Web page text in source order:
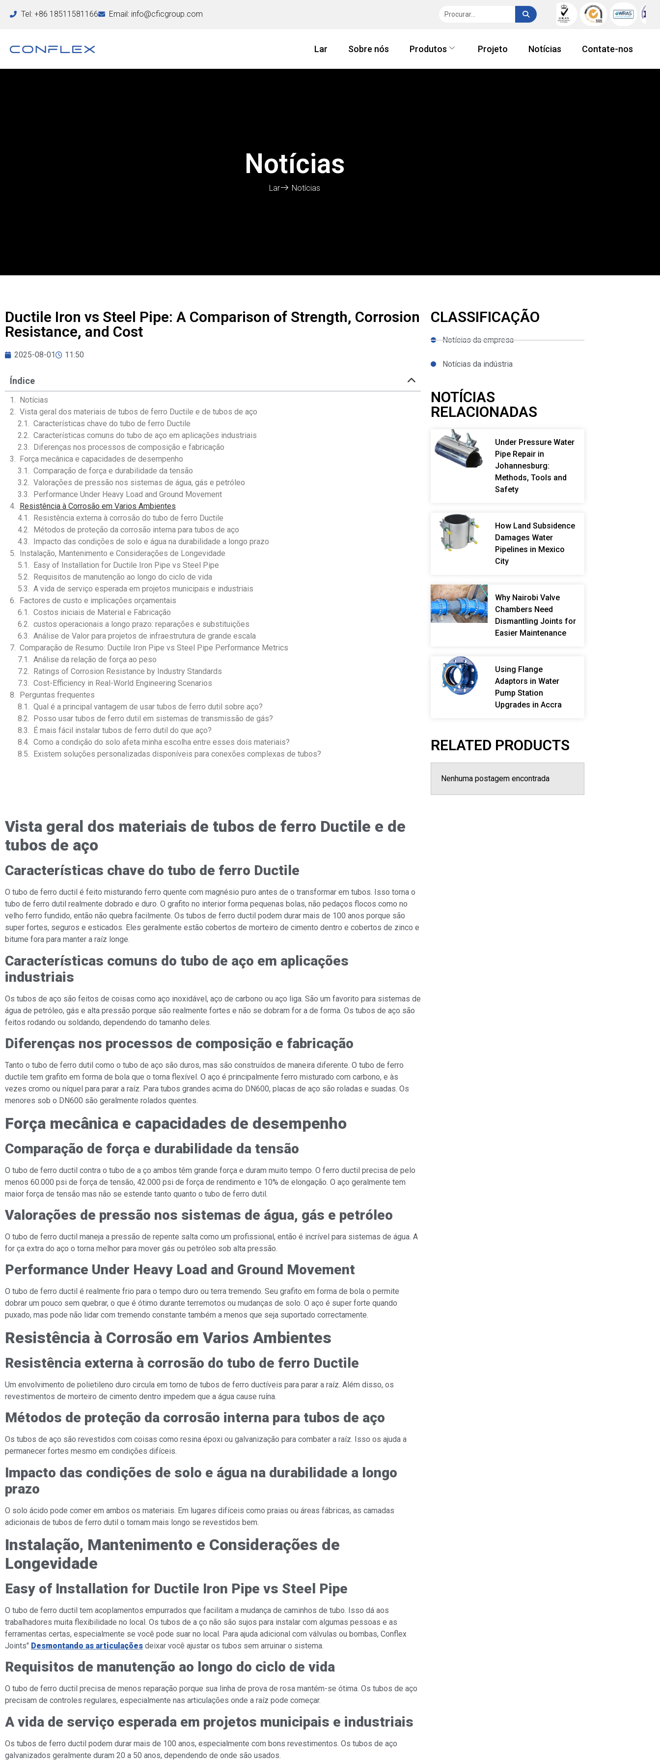
Tel: +86 18511581166 Email: info@cficgroup.com
Lar Sobre nós Produtos Projeto Notícias Contate-nos
Notícias
Lar Notícias
Ductile Iron vs Steel Pipe: A Comparison of Strength, Corrosion
Resistance, and Cost
2025-08-01 11:50
Índice
Notícias
Vista geral dos materiais de tubos de ferro Ductile e de tubos de aço
Características chave do tubo de ferro Ductile
Características comuns do tubo de aço em aplicações industriais
Diferenças nos processos de composição e fabricação
Força mecânica e capacidades de desempenho
Comparação de força e durabilidade da tensão
Valorações de pressão nos sistemas de água, gás e petróleo
Performance Under Heavy Load and Ground Movement
Resistência à Corrosão em Varios Ambientes
Resistência externa à corrosão do tubo de ferro Ductile
Métodos de proteção da corrosão interna para tubos de aço
Impacto das condições de solo e água na durabilidade a longo prazo
Instalação, Mantenimento e Considerações de Longevidade
Easy of Installation for Ductile Iron Pipe vs Steel Pipe
Requisitos de manutenção ao longo do ciclo de vida
A vida de serviço esperada em projetos municipais e industriais
Factores de custo e implicações orçamentais
Costos iniciais de Material e Fabricação
custos operacionais a longo prazo: reparações e substituições
Análise de Valor para projetos de infraestrutura de grande escala
Comparação de Resumo: Ductile Iron Pipe vs Steel Pipe Performance Metrics
Análise da relação de força ao peso
Ratings of Corrosion Resistance by Industry Standards
Cost-Efficiency in Real-World Engineering Scenarios
Perguntas frequentes
Qual é a principal vantagem de usar tubos de ferro dutil sobre aço?
Posso usar tubos de ferro dutil em sistemas de transmissão de gás?
É mais fácil instalar tubos de ferro dutil do que aço?
Como a condição do solo afeta minha escolha entre esses dois materiais?
Existem soluções personalizadas disponíveis para conexões complexas de tubos?
Vista geral dos materiais de tubos de ferro Ductile e de
tubos de aço
Características chave do tubo de ferro Ductile
O tubo de ferro ductil é feito misturando ferro quente com magnésio puro antes de o transformar em tubos. Isso torna o
tubo de ferro dutil realmente dobrado e duro. O grafito no interior forma pequenas bolas, não pedaços flocos como no
velho ferro fundido, então não quebra facilmente. Os tubos de ferro ductil podem durar mais de 100 anos porque são
super fortes, seguros e esticados. Eles geralmente estão cobertos de morteiro de cimento dentro e cobertos de zinco e
bitume fora para manter a raíz longe.
Características comuns do tubo de aço em aplicações
industriais
Os tubos de aço são feitos de coisas como aço inoxidável, aço de carbono ou aço liga. São um favorito para sistemas de
água de petróleo, gás e alta pressão porque são realmente fortes e não se dobram for a de forma. Os tubos de aço são
feitos rodando ou soldando, dependendo do tamanho deles.
Diferenças nos processos de composição e fabricação
Tanto o tubo de ferro dutil como o tubo de aço são duros, mas são construídos de maneira diferente. O tubo de ferro
ductile tem grafito em forma de bola que o torna flexível. O aço é principalmente ferro misturado com carbono, e às
vezes cromo ou níquel para parar a raíz. Para tubos grandes acima do DN600, placas de aço são roladas e suadas. Os
menores sob o DN600 são geralmente rolados quentes.
Força mecânica e capacidades de desempenho
Comparação de força e durabilidade da tensão
O tubo de ferro ductil contra o tubo de a ço ambos têm grande força e duram muito tempo. O ferro ductil precisa de pelo
menos 60.000 psi de força de tensão, 42.000 psi de força de rendimento e 10% de elongação. O aço geralmente tem
maior força de tensão mas não se estende tanto quanto o tubo de ferro dutil.
Valorações de pressão nos sistemas de água, gás e petróleo
O tubo de ferro ductil maneja a pressão de repente salta como um profissional, então é incrível para sistemas de água. A
for ça extra do aço o torna melhor para mover gás ou petróleo sob alta pressão.
Performance Under Heavy Load and Ground Movement
O tubo de ferro ductil é realmente frio para o tempo duro ou terra tremendo. Seu grafito em forma de bola o permite
dobrar um pouco sem quebrar, o que é ótimo durante terremotos ou mudanças de solo. O aço é super forte quando
puxado, mas pode não lidar com tremendo constante também a menos que seja suportado correctamente.
Resistência à Corrosão em Varios Ambientes
Resistência externa à corrosão do tubo de ferro Ductile
Um envolvimento de polietileno duro circula em torno de tubos de ferro ductíveis para parar a raíz. Além disso, os
revestimentos de morteiro de cimento dentro impedem que a água cause ruína.
Métodos de proteção da corrosão interna para tubos de aço
Os tubos de aço são revestidos com coisas como resina époxi ou galvanização para combater a raíz. Isso os ajuda a
permanecer fortes mesmo em condições difíceis.
Impacto das condições de solo e água na durabilidade a longo
prazo
O solo ácido pode comer em ambos os materiais. Em lugares difíceis como praias ou áreas fábricas, as camadas
adicionais de tubos de ferro dutil o tornam mais longo se revestidos bem.
Instalação, Mantenimento e Considerações de
Longevidade
Easy of Installation for Ductile Iron Pipe vs Steel Pipe
O tubo de ferro ductil tem acoplamentos empurrados que facilitam a mudança de caminhos de tubo. Isso dá aos
trabalhadores muita flexibilidade no local. Os tubos de a ço não são sujos para instalar com algumas pessoas e as
ferramentas certas, especialmente se você pode suar no local. Para ajuda adicional com válvulas ou bombas, Conflex
Joints" Desmontando as articulações deixar você ajustar os tubos sem arruinar o sistema.
Requisitos de manutenção ao longo do ciclo de vida
O tubo de ferro ductil precisa de menos reparação porque sua linha de prova de rosa mantém-se ótima. Os tubos de aço
precisam de controles regulares, especialmente nas articulações onde a raíz pode começar.
A vida de serviço esperada em projetos municipais e industriais
Os tubos de ferro ductil podem durar mais de 100 anos, especialmente com bons revestimentos. Os tubos de aço
galvanizados geralmente duram 20 a 50 anos, dependendo de onde são usados.
CLASSIFICAÇÃO
Notícias da empresa
Notícias da indústria
NOTÍCIAS
RELACIONADAS
Under Pressure Water
Pipe Repair in
Johannesburg:
Methods, Tools and
Safety
How Land Subsidence
Damages Water
Pipelines in Mexico
City
Why Nairobi Valve
Chambers Need
Dismantling Joints for
Easier Maintenance
Using Flange
Adaptors in Water
Pump Station
Upgrades in Accra
RELATED PRODUCTS
Nenhuma postagem encontrada